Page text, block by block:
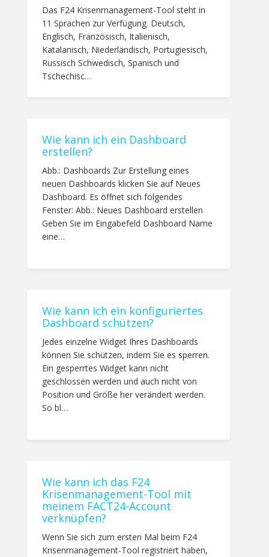
Das F24 Krisenmanagement-Tool steht in
11 Sprachen zur Verfügung. Deutsch,
Englisch, Französisch, Italienisch,
Katalanisch, Niederländisch, Portugiesisch,
Russisch Schwedisch, Spanisch und
Tschechisc…
Wie kann ich ein Dashboard
erstellen?
Abb.: Dashboards Zur Erstellung eines
neuen Dashboards klicken Sie auf Neues
Dashboard. Es öffnet sich folgendes
Fenster: Abb.: Neues Dashboard erstellen
Geben Sie im Eingabefeld Dashboard Name
eine…
Wie kann ich ein konfiguriertes
Dashboard schützen?
Jedes einzelne Widget Ihres Dashboards
können Sie schützen, indem Sie es sperren.
Ein gesperrtes Widget kann nicht
geschlossen werden und auch nicht von
Position und Größe her verändert werden.
So bl…
Wie kann ich das F24
Krisenmanagement-Tool mit
meinem FACT24-Account
verknüpfen?
Wenn Sie sich zum ersten Mal beim F24
Krisenmanagement-Tool registriert haben,